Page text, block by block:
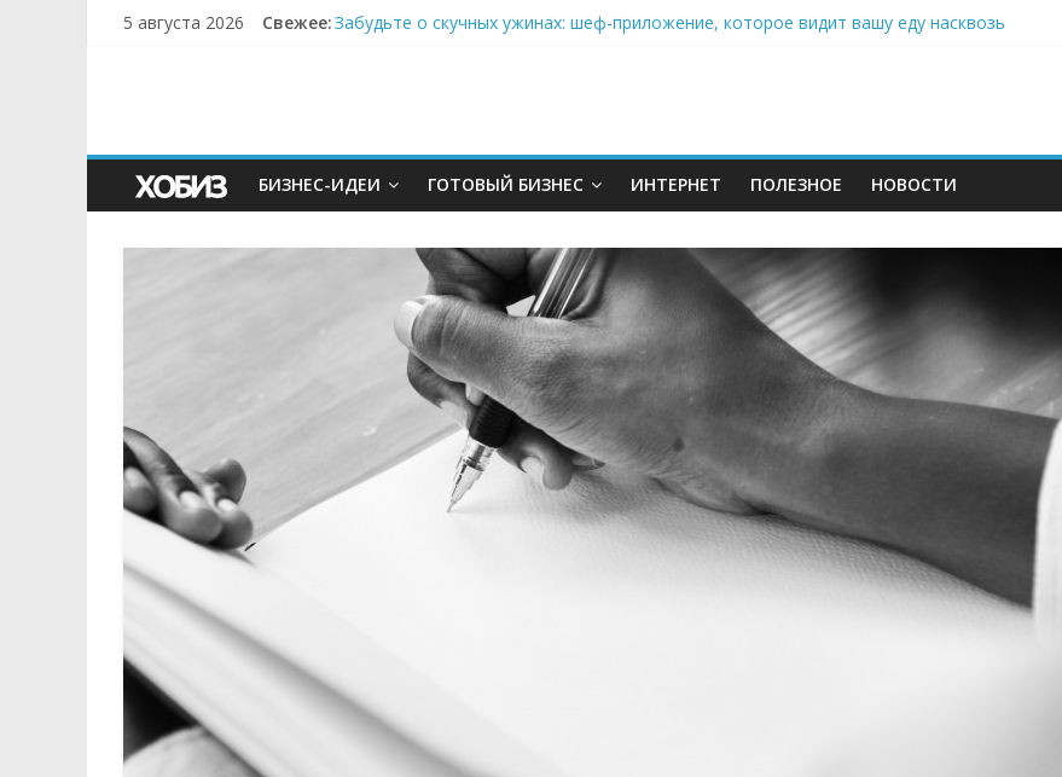
5 августа 2026 Свежее:Забудьте о скучных ужинах: шеф-приложение, которое видит вашу еду насквозь
БИЗНЕС-ИДЕИ ГОТОВЫЙ БИЗНЕС ИНТЕРНЕТ ПОЛЕЗНОЕ НОВОСТИ